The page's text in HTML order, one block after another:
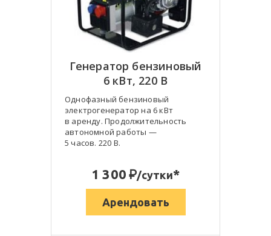
Генератор бензиновый
6 кВт, 220 В
Однофазный бензиновый
электрогенератор на 6 кВт
в аренду. Продолжительность
автономной работы —
5 часов. 220 В.
1 300:/сутки*
Арендовать